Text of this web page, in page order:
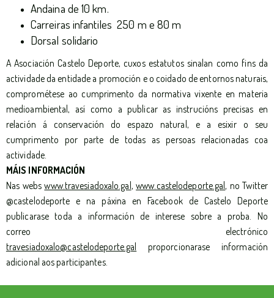
Andaina de 10 km.
Carreiras infantiles 250 m e 80 m
Dorsal solidario
A Asociación Castelo Deporte, cuxos estatutos sinalan como fins da
actividade da entidade a promoción e o coidado de entornos naturais,
comprométese ao cumprimento da normativa vixente en materia
medioambiental, así como a publicar as instrucións precisas en
relación á conservación do espazo natural, e a esixir o seu
cumprimento por parte de todas as persoas relacionadas coa
actividade.
MÁIS INFORMACIÓN
Nas webswww.travesiadoxalo.gal,www.castelodeporte.gal, no Twitter
@castelodeporte e na páxina en Facebook de Castelo Deporte
publicarase toda a información de interese sobre a proba. No
correo electrónico
travesiadoxalo@castelodeporte.gal
proporcionarase información
adicional aos participantes.